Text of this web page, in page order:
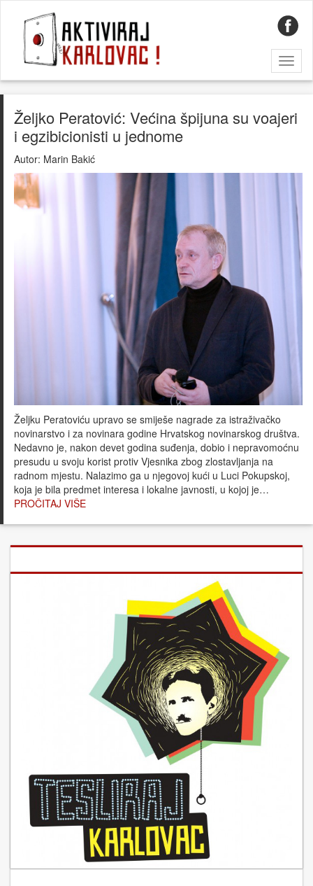
Željko Peratović: Većina špijuna su voajeri
i egzibicionisti u jednome
Autor: Marin Bakić
Željku Peratoviću upravo se smiješe nagrade za istraživačko
novinarstvo i za novinara godine Hrvatskog novinarskog društva.
Nedavno je, nakon devet godina suđenja, dobio i nepravomoćnu
presudu u svoju korist protiv Vjesnika zbog zlostavljanja na
radnom mjestu. Nalazimo ga u njegovoj kući u Luci Pokupskoj,
koja je bila predmet interesa i lokalne javnosti, u kojoj je…
PROČITAJ VIŠE